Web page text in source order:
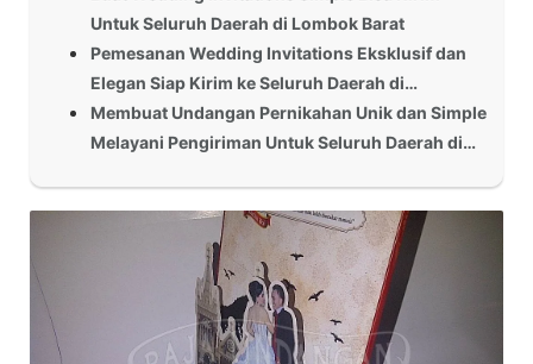
Untuk Seluruh Daerah di Lombok Barat
Pemesanan Wedding Invitations Eksklusif dan
Elegan Siap Kirim ke Seluruh Daerah di…
Membuat Undangan Pernikahan Unik dan Simple
Melayani Pengiriman Untuk Seluruh Daerah di…